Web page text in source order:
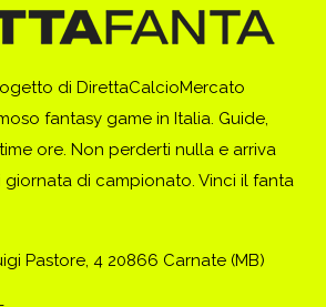
di DirettaCalcioMercato
fantasy game in Italia. Guide,
ore. Non perderti nulla e arriva
di campionato. Vinci il fanta
Pastore, 4 20866 Carnate (MB)